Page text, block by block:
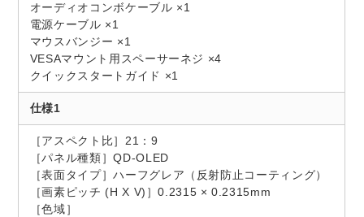
オーディオコンボケーブル ×1
電源ケーブル ×1
マウスバンジー ×1
VESAマウント用スペーサーネジ ×4
クイックスタートガイド ×1
仕様1
［アスペクト比］21：9
［パネル種類］QD-OLED
［表面タイプ］ハーフグレア（反射防止コーティング）
［画素ピッチ (H X V)］0.2315 × 0.2315mm
［色域］